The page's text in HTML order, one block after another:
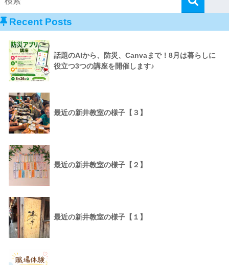
Recent Posts
話題のAIから、防災、Canvaまで！8月は暮らしに
役立つ3つの講座を開催します♪
最近の新井教室の様子【３】
最近の新井教室の様子【２】
最近の新井教室の様子【１】